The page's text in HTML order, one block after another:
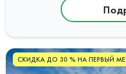
СКИДКА ДО 30 % НА ПЕРВЫЙ